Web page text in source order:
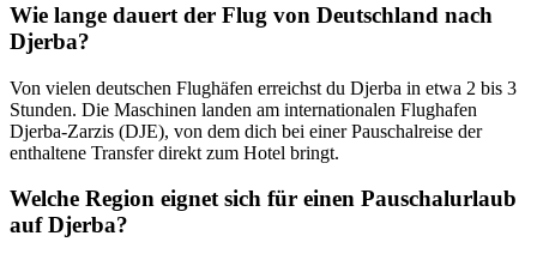
Wie lange dauert der Flug von Deutschland nach
Djerba?
Von vielen deutschen Flughäfen erreichst du Djerba in etwa 2 bis 3
Stunden. Die Maschinen landen am internationalen Flughafen
Djerba-Zarzis (DJE), von dem dich bei einer Pauschalreise der
enthaltene Transfer direkt zum Hotel bringt.
Welche Region eignet sich für einen Pauschalurlaub
auf Djerba?